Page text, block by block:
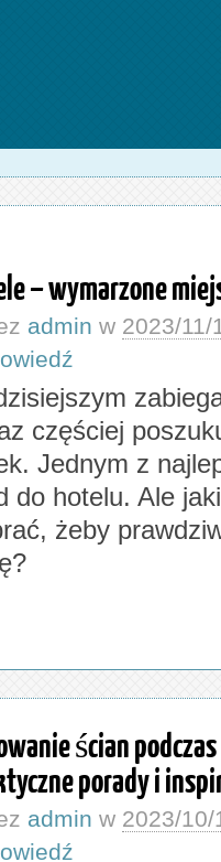
– wymarzone
admin w 2023/11/
częściej
Jednym z
do hotelu. Ale
żeby
ścian
porady i
admin w 2023/10/